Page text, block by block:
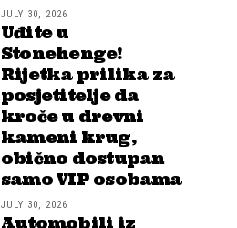
JULY 30, 2026
Uđite u
Stonehenge!
Rijetka prilika za
posjetitelje da
kroče u drevni
kameni krug,
obično dostupan
samo VIP osobama
JULY 30, 2026
Automobili iz